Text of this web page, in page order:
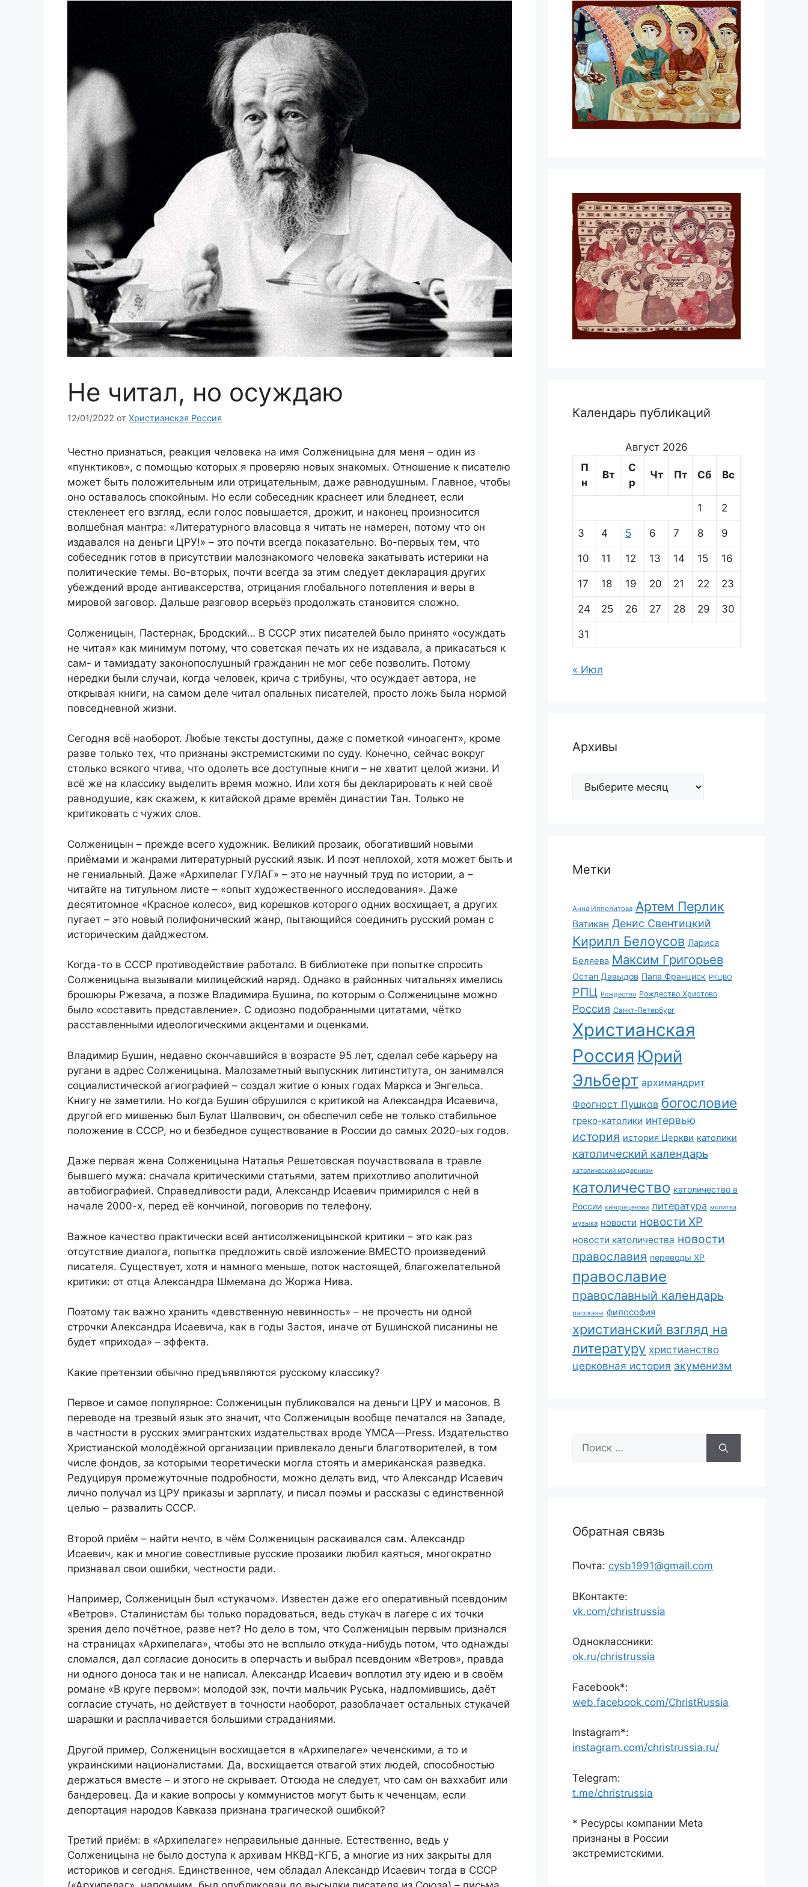
Не читал, но осуждаю
12/01/2022 от Христианская Россия
Честно признаться, реакция человека на имя Солженицына для меня – один из
«пунктиков», с помощью которых я проверяю новых знакомых. Отношение к писателю
может быть положительным или отрицательным, даже равнодушным. Главное, чтобы
оно оставалось спокойным. Но если собеседник краснеет или бледнеет, если
стекленеет его взгляд, если голос повышается, дрожит, и наконец произносится
волшебная мантра: «Литературного власовца я читать не намерен, потому что он
издавался на деньги ЦРУ!» – это почти всегда показательно. Во-первых тем, что
собеседник готов в присутствии малознакомого человека закатывать истерики на
политические темы. Во-вторых, почти всегда за этим следует декларация других
убеждений вроде антиваксерства, отрицания глобального потепления и веры в
мировой заговор. Дальше разговор всерьёз продолжать становится сложно.
Солженицын, Пастернак, Бродский… В СССР этих писателей было принято «осуждать
не читая» как минимум потому, что советская печать их не издавала, а прикасаться к
сам- и тамиздату законопослушный гражданин не мог себе позволить. Потому
нередки были случаи, когда человек, крича с трибуны, что осуждает автора, не
открывая книги, на самом деле читал опальных писателей, просто ложь была нормой
повседневной жизни.
Сегодня всё наоборот. Любые тексты доступны, даже с пометкой «иноагент», кроме
разве только тех, что признаны экстремистскими по суду. Конечно, сейчас вокруг
столько всякого чтива, что одолеть все доступные книги – не хватит целой жизни. И
всё же на классику выделить время можно. Или хотя бы декларировать к ней своё
равнодушие, как скажем, к китайской драме времён династии Тан. Только не
критиковать с чужих слов.
Солженицын – прежде всего художник. Великий прозаик, обогативший новыми
приёмами и жанрами литературный русский язык. И поэт неплохой, хотя может быть и
не гениальный. Даже «Архипелаг ГУЛАГ» – это не научный труд по истории, а –
читайте на титульном листе – «опыт художественного исследования». Даже
десятитомное «Красное колесо», вид корешков которого одних восхищает, а других
пугает – это новый полифонический жанр, пытающийся соединить русский роман с
историческим дайджестом.
Когда-то в СССР противодействие работало. В библиотеке при попытке спросить
Солженицына вызывали милицейский наряд. Однако в районных читальнях имелись
брошюры Ржезача, а позже Владимира Бушина, по которым о Солженицыне можно
было «составить представление». С одиозно подобранными цитатами, чётко
расставленными идеологическими акцентами и оценками.
Владимир Бушин, недавно скончавшийся в возрасте 95 лет, сделал себе карьеру на
ругани в адрес Солженицына. Малозаметный выпускник литинститута, он занимался
социалистической агиографией – создал житие о юных годах Маркса и Энгельса.
Книгу не заметили. Но когда Бушин обрушился с критикой на Александра Исаевича,
другой его мишенью был Булат Шалвович, он обеспечил себе не только стабильное
положение в СССР, но и безбедное существование в России до самых 2020-ых годов.
Даже первая жена Солженицына Наталья Решетовская поучаствовала в травле
бывшего мужа: сначала критическими статьями, затем прихотливо аполитичной
автобиографией. Справедливости ради, Александр Исаевич примирился с ней в
начале 2000-х, перед её кончиной, поговорив по телефону.
Важное качество практически всей антисолженицынской критики – это как раз
отсутствие диалога, попытка предложить своё изложение ВМЕСТО произведений
писателя. Существует, хотя и намного меньше, поток настоящей, благожелательной
критики: от отца Александра Шмемана до Жоржа Нива.
Поэтому так важно хранить «девственную невинность» – не прочесть ни одной
строчки Александра Исаевича, как в годы Застоя, иначе от Бушинской писанины не
будет «прихода» – эффекта.
Какие претензии обычно предъявляются русскому классику?
Первое и самое популярное: Солженицын публиковался на деньги ЦРУ и масонов. В
переводе на трезвый язык это значит, что Солженицын вообще печатался на Западе,
в частности в русских эмигрантских издательствах вроде YMCA—Press. Издательство
Христианской молодёжной организации привлекало деньги благотворителей, в том
числе фондов, за которыми теоретически могла стоять и американская разведка.
Редуцируя промежуточные подробности, можно делать вид, что Александр Исаевич
лично получал из ЦРУ приказы и зарплату, и писал поэмы и рассказы с единственной
целью – развалить СССР.
Второй приём – найти нечто, в чём Солженицын раскаивался сам. Александр
Исаевич, как и многие совестливые русские прозаики любил каяться, многократно
признавал свои ошибки, честности ради.
Например, Солженицын был «стукачом». Известен даже его оперативный псевдоним
«Ветров». Сталинистам бы только порадоваться, ведь стукач в лагере с их точки
зрения дело почётное, разве нет? Но дело в том, что Солженицын первым признался
на страницах «Архипелага», чтобы это не всплыло откуда-нибудь потом, что однажды
сломался, дал согласие доносить в оперчасть и выбрал псевдоним «Ветров», правда
ни одного доноса так и не написал. Александр Исаевич воплотил эту идею и в своём
романе «В круге первом»: молодой зэк, почти мальчик Руська, надломившись, даёт
согласие стучать, но действует в точности наоборот, разоблачает остальных стукачей
шарашки и расплачивается большими страданиями.
Другой пример, Солженицын восхищается в «Архипелаге» чеченскими, а то и
украинскими националистами. Да, восхищается отвагой этих людей, способностью
держаться вместе – и этого не скрывает. Отсюда не следует, что сам он ваххабит или
бандеровец. Да и какие вопросы у коммунистов могут быть к чеченцам, если
депортация народов Кавказа признана трагической ошибкой?
Третий приём: в «Архипелаге» неправильные данные. Естественно, ведь у
Солженицына не было доступа к архивам НКВД-КГБ, а многие из них закрыты для
историков и сегодня. Единственное, чем обладал Александр Исаевич тогда в СССР
Календарь публикаций
Август 2026
П
н
Вт
С
р
Чт Пт Сб Вс
1 2
3 4 5 6 7 8 9
10 11 12 13 14 15 16
17 18 19 20 21 22 23
24 25 26 27 28 29 30
31
« Июл
Архивы
Архивы
Метки
Анна Ипполитова Артем Перлик
Ватикан Денис Свентицкий
Кирилл Белоусов Лариса
Беляева Максим Григорьев
Остап Давыдов Папа Франциск РКЦВО
РПЦ Рождество Рождество Христово
Россия Санкт-Петербург
Христианская
Россия Юрий
Эльберт архимандрит
Феогност Пушков богословие
греко-католики интервью
история история Церкви католики
католический календарь
католический модернизм
католичество католичество в
России кинорецензии литература молитва
музыка новости новости ХР
новости католичества новости
православия переводы ХР
православие
православный календарь
рассказы философия
христианский взгляд на
литературу христианство
церковная история экуменизм
Поиск:
Обратная связь
Почта: cysb1991@gmail.com
ВКонтакте:
vk.com/christrussia
Одноклассники:
ok.ru/christrussia
Facebook*:
web.facebook.com/ChristRussia
Instagram*:
instagram.com/christrussia.ru/
Telegram:
t.me/christrussia
* Ресурсы компании Meta
признаны в России
экстремистскими.